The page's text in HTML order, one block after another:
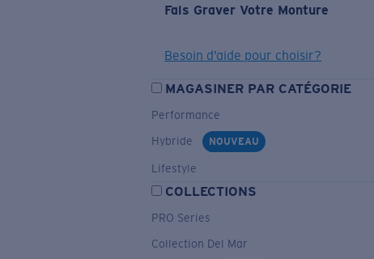
Fais Graver Votre Monture
Besoin d’aide pour choisir?
MAGASINER PAR CATÉGORIE
Performance
Hybride
NOUVEAU
Lifestyle
COLLECTIONS
PRO Series
Collection Del Mar